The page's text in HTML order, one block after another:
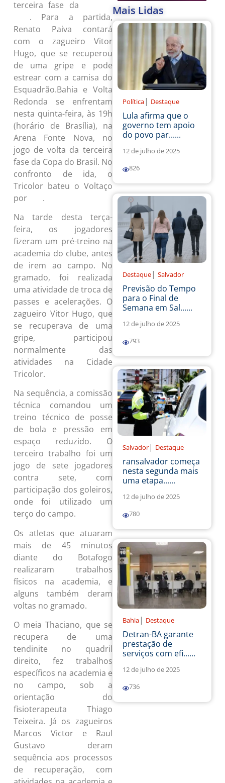
terceira fase da
. Para a partida,
Renato Paiva contará
com o zagueiro Vitor
Hugo, que se recuperou
de uma gripe e pode
estrear com a camisa do
Esquadrão.Bahia e Volta
Redonda se enfrentam
nesta quinta-feira, às 19h
(horário de Brasília), na
Arena Fonte Nova, no
jogo de volta da terceira
fase da Copa do Brasil. No
confronto de ida, o
Tricolor bateu o Voltaço
por
.
Na tarde desta terça-
feira, os jogadores
fizeram um pré-treino na
academia do clube, antes
de irem ao campo. No
gramado, foi realizada
uma atividade de troca de
passes e acelerações. O
zagueiro Vitor Hugo, que
se recuperava de uma
gripe, participou
normalmente das
atividades na Cidade
Tricolor.
Na sequência, a comissão
técnica comandou um
treino técnico de posse
de bola e pressão em
espaço reduzido. O
terceiro trabalho foi um
jogo de sete jogadores
contra sete, com
participação dos goleiros,
onde foi utilizado um
terço do campo.
Os atletas que atuaram
mais de 45 minutos
diante do Botafogo
realizaram trabalhos
físicos na academia, e
alguns também deram
voltas no gramado.
O meia Thaciano, que se
recupera de uma
tendinite no quadril
direito, fez trabalhos
específicos na academia e
no campo, sob a
orientação do
fisioterapeuta Thiago
Teixeira. Já os zagueiros
Marcos Victor e Raul
Gustavo deram
sequência aos processos
de recuperação, com
Mais Lidas
Política | Destaque
Lula afirma que o
governo tem apoio
do povo par......
12 de julho de 2025
826
Destaque | Salvador
Previsão do Tempo
para o Final de
Semana em Sal......
12 de julho de 2025
793
Salvador | Destaque
ransalvador começa
nesta segunda mais
uma etapa......
12 de julho de 2025
780
Bahia | Destaque
Detran-BA garante
prestação de
serviços com efi......
12 de julho de 2025
736